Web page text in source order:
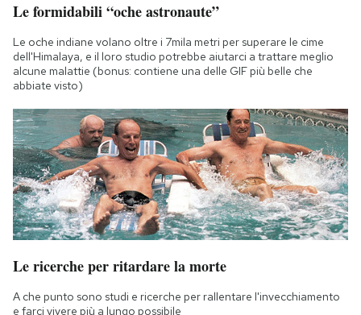
Le formidabili “oche astronaute”
Le oche indiane volano oltre i 7mila metri per superare le cime
dell'Himalaya, e il loro studio potrebbe aiutarci a trattare meglio
alcune malattie (bonus: contiene una delle GIF più belle che
abbiate visto)
Le ricerche per ritardare la morte
A che punto sono studi e ricerche per rallentare l'invecchiamento
e farci vivere più a lungo possibile